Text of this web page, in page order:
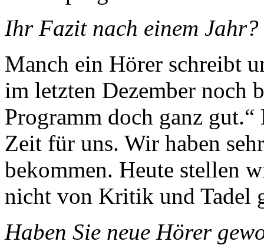
Ihr Fazit nach einem Jahr?
Manch ein Hörer schreibt
im letzten Dezember noch
Programm doch ganz
Zeit für uns. Wir haben
bekommen. Heute stellen
nicht von Kritik und Tadel
Haben Sie neue Hörer